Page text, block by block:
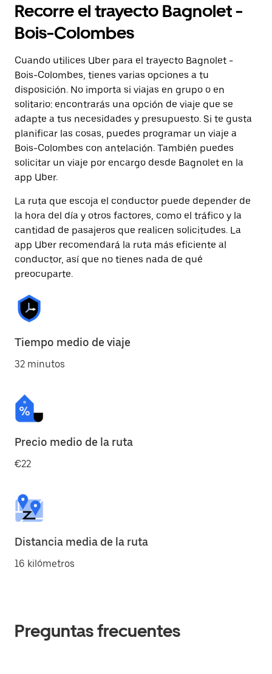
Recorre el trayecto Bagnolet -
Bois-Colombes
Cuando utilices Uber para el trayecto Bagnolet -
Bois-Colombes, tienes varias opciones a tu
disposición. No importa si viajas en grupo o en
solitario: encontrarás una opción de viaje que se
adapte a tus necesidades y presupuesto. Si te gusta
planificar las cosas, puedes programar un viaje a
Bois-Colombes con antelación. También puedes
solicitar un viaje por encargo desde Bagnolet en la
app Uber.
La ruta que escoja el conductor puede depender de
la hora del día y otros factores, como el tráfico y la
cantidad de pasajeros que realicen solicitudes. La
app Uber recomendará la ruta más eficiente al
conductor, así que no tienes nada de qué
preocuparte.
Tiempo medio de viaje
32 minutos
Precio medio de la ruta
€22
Distancia media de la ruta
16 kilómetros
Preguntas frecuentes